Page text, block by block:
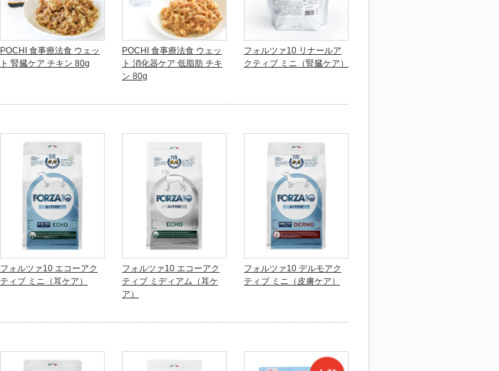
POCHI 食事療法食 ウェッ
ト 腎臓ケア チキン 80g
POCHI 食事療法食 ウェッ
ト 消化器ケア 低脂肪 チキ
ン 80g
フォルツァ10 リナールア
クティブ ミニ（腎臓ケア）
フォルツァ10 エコーアク
ティブ ミニ（耳ケア）
フォルツァ10 エコーアク
ティブ ミディアム（耳ケ
ア）
フォルツァ10 デルモアク
ティブ ミニ（皮膚ケア）